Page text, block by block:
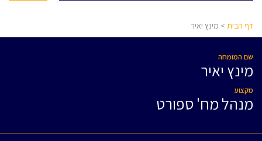
דף הבית > מינץ יאיר
שם המומחה
מינץ יאיר
מקצוע
מנהל מח' ספורט